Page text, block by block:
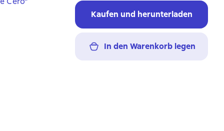
Kaufen und herunterladen
In den Warenkorb legen